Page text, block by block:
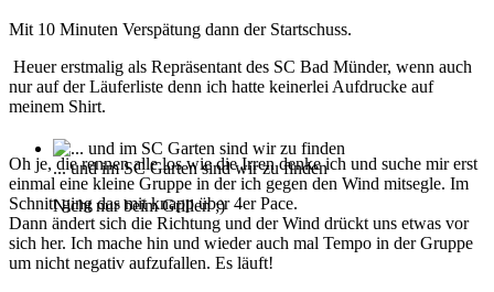
... und im SC Garten sind wir zu finden
Nicht nur beim Grillen ;)
Mit 10 Minuten Verspätung dann der Startschuss.
Heuer erstmalig als Repräsentant des SC Bad Münder, wenn auch
nur auf der Läuferliste denn ich hatte keinerlei Aufdrucke auf
meinem Shirt.
Oh je, die rennen alle los wie die Irren denke ich und suche mir erst
einmal eine kleine Gruppe in der ich gegen den Wind mitsegle. Im
Schnitt ging das mit knapp über 4er Pace.
Dann ändert sich die Richtung und der Wind drückt uns etwas vor
sich her. Ich mache hin und wieder auch mal Tempo in der Gruppe
um nicht negativ aufzufallen. Es läuft!